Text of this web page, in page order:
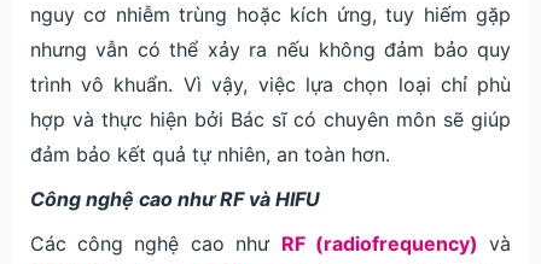
nguy cơ nhiễm trùng hoặc kích ứng, tuy hiếm gặp
nhưng vẫn có thể xảy ra nếu không đảm bảo quy
trình vô khuẩn. Vì vậy, việc lựa chọn loại chỉ phù
hợp và thực hiện bởi Bác sĩ có chuyên môn sẽ giúp
đảm bảo kết quả tự nhiên, an toàn hơn.
Công nghệ cao như RF và HIFU
Các công nghệ cao như RF (radiofrequency) và